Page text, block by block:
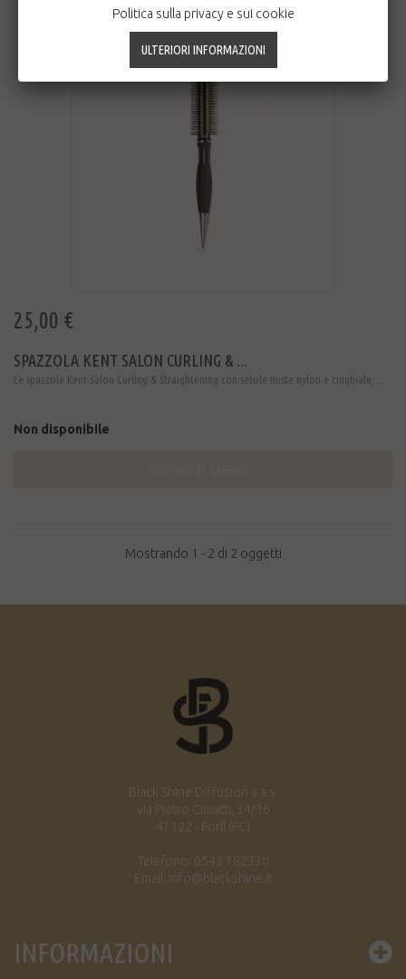
25,00 €
SPAZZOLA KENT SALON CURLING & ...
Le spazzole Kent Salon Curling & Straightening con setole miste nylon e cinghiale, ...
Non disponibile
Mostrando 1 - 2 di 2 oggetti
Black Shine Diffusion s.a.s.
via Pietro Cimatti, 34/36
47122 - Forlì (FC)
Telefono: 0543 782330
Email: info@blackshine.it
INFORMAZIONI
Politica sulla privacy e sui cookie